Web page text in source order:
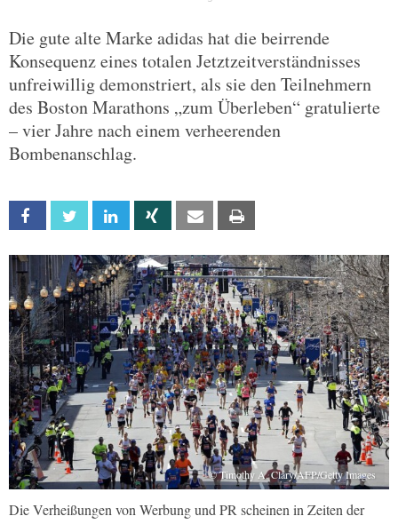
Die gute alte Marke adidas hat die beirrende
Konsequenz eines totalen Jetztzeitverständnisses
unfreiwillig demonstriert, als sie den Teilnehmern
des Boston Marathons „zum Überleben“ gratulierte
– vier Jahre nach einem verheerenden
Bombenanschlag.
Facebook Twitter Linkedin Xing Email
© Timothy A. Clary/AFP/Getty Images
Die Verheißungen von Werbung und PR scheinen in Zeiten der